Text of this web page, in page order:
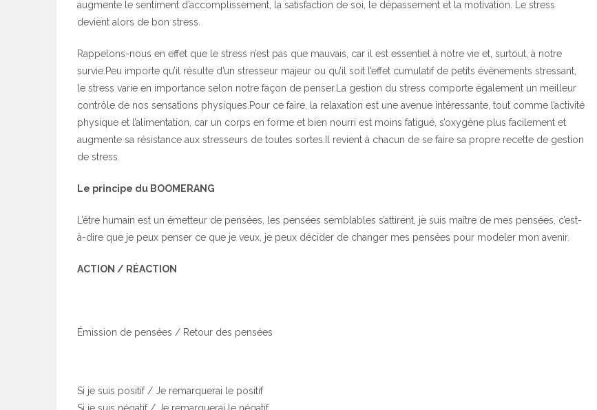
augmente le sentiment d’accomplissement, la satisfaction de soi, le dépassement et la motivation. Le stress
devient alors de bon stress.
Rappelons-nous en effet que le stress n’est pas que mauvais, car il est essentiel à notre vie et, surtout, à notre
survie.Peu importe qu’il résulte d’un stresseur majeur ou qu’il soit l’effet cumulatif de petits évènements stressant,
le stress varie en importance selon notre façon de penser.La gestion du stress comporte également un meilleur
contrôle de nos sensations physiques.Pour ce faire, la relaxation est une avenue intéressante, tout comme l’activité
physique et l’alimentation, car un corps en forme et bien nourri est moins fatigué, s’oxygène plus facilement et
augmente sa résistance aux stresseurs de toutes sortes.Il revient à chacun de se faire sa propre recette de gestion
de stress.
Le principe du BOOMERANG
L’être humain est un émetteur de pensées, les pensées semblables s’attirent, je suis maître de mes pensées, c’est-
à-dire que je peux penser ce que je veux, je peux décider de changer mes pensées pour modeler mon avenir.
ACTION / RÉACTION
Émission de pensées / Retour des pensées
Si je suis positif / Je remarquerai le positif